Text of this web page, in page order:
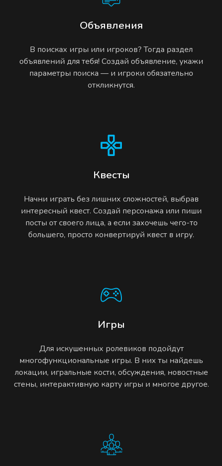
Объявления
В поисках игры или игроков? Тогда раздел
объявлений для тебя! Создай объявление, укажи
параметры поиска — и игроки обязательно
откликнутся.
Квесты
Начни играть без лишних сложностей, выбрав
интересный квест. Создай персонажа или пиши
посты от своего лица, а если захочешь чего-то
большего, просто конвертируй квест в игру.
Игры
Для искушенных ролевиков подойдут
многофункциональные игры. В них ты найдешь
локации, игральные кости, обсуждения, новостные
стены, интерактивную карту игры и многое другое.